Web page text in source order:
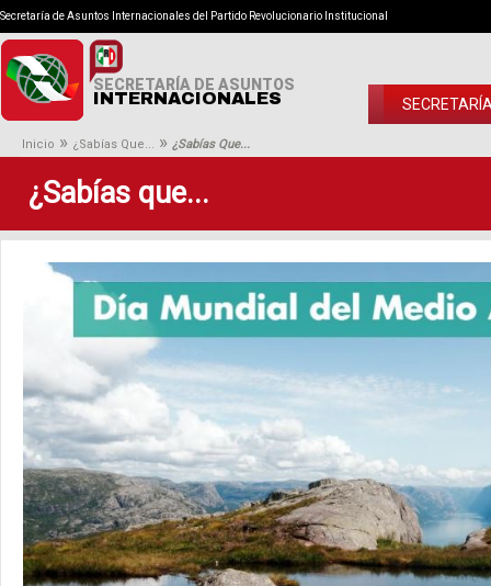
Secretaría de Asuntos Internacionales del Partido Revolucionario Institucional
SECRETARÍA DE ASUNTOS
INTERNACIONALES
Inicio » ¿Sabías Que... » ¿Sabías Que...
¿Sabías que...